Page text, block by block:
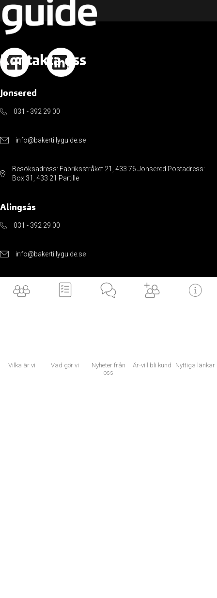
Kontakta oss
Jonsered
031 - 392 29 00
info@bakertillyguide.se
Besöksadress: Fabriksstråket 21, 433 76 Jonsered Postadress:
Box 31, 433 21 Partille
Alingsås
031 - 392 29 00
info@bakertillyguide.se
Sveagatan 8H, 441 32 Alingsås
Vilka är vi Vad gör vi
Nyheter från
oss
Är-vill bli kund Nyttiga länkar